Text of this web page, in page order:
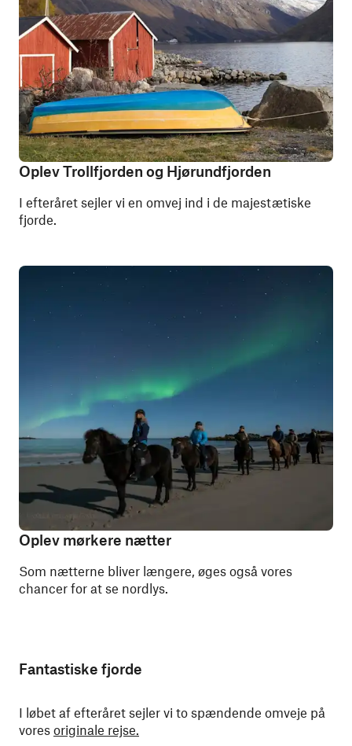
Oplev Trollfjorden og Hjørundfjorden
I efteråret sejler vi en omvej ind i de majestætiske
fjorde.
Oplev mørkere nætter
Som nætterne bliver længere, øges også vores
chancer for at se nordlys.
Fantastiske fjorde
I løbet af efteråret sejler vi to spændende omveje på
vores originale rejse.